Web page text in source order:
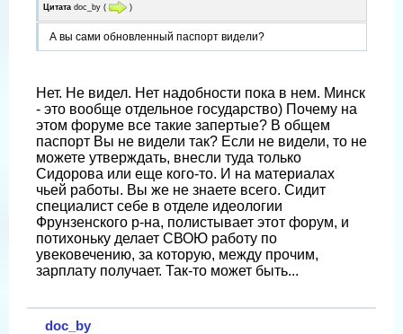
Цитата doc_by ( )
А вы сами обновленный паспорт видели?
Нет. Не видел. Нет надобности пока в нем. Минск
- это вообще отдельное государство) Почему на
этом форуме все такие запертые? В общем
паспорт Вы не видели так? Если не видели, то не
можете утверждать, внесли туда только
Сидорова или еще кого-то. И на материалах
чьей работы. Вы же не знаете всего. Сидит
специалист себе в отделе идеологии
Фрунзенского р-на, полистывает этот форум, и
потихоньку делает СВОЮ работу по
увековечению, за которую, между прочим,
зарплату получает. Так-то может быть...
doc_by